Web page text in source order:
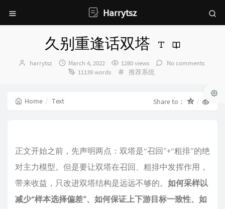
Harrytsz
久别重逢话双塔
Author：
harrytsz
发
布
March 4, 2022 1280 views
No comments
11139 words
Categories：
推荐系统
Home Text Share to：
正文开始之前，先声明两点：双塔是“召回”+“粗排”的绝
对主力模型。但是要让双塔在召回、粗排中发挥作用，
带来收益，只改进双塔结构是远远不够的。 如何采样以
减少“样本选择偏差”、如何保证上下游目标一致性、如